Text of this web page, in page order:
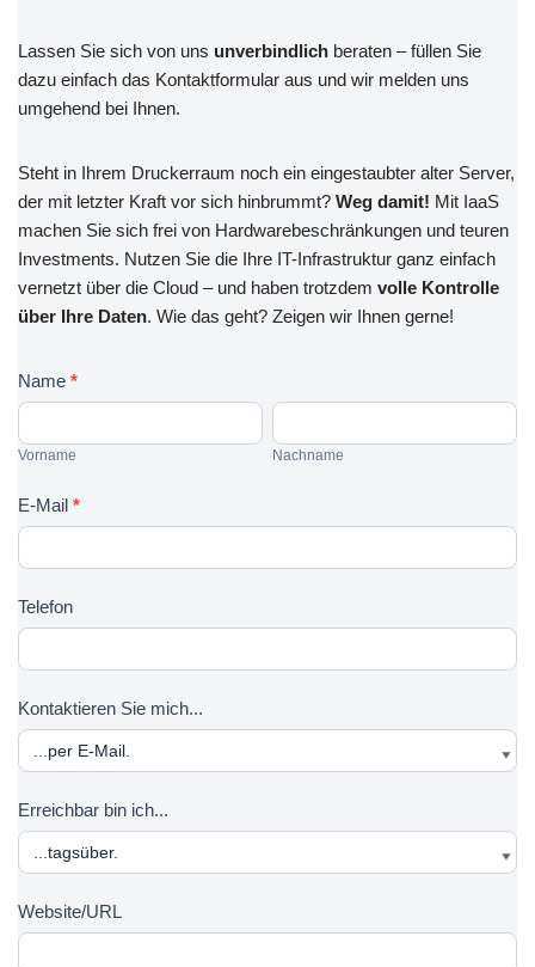
Lassen Sie sich von uns unverbindlich beraten – füllen Sie
dazu einfach das Kontaktformular aus und wir melden uns
umgehend bei Ihnen.
Steht in Ihrem Druckerraum noch ein eingestaubter alter Server,
der mit letzter Kraft vor sich hinbrummt? Weg damit! Mit IaaS
machen Sie sich frei von Hardwarebeschränkungen und teuren
Investments. Nutzen Sie die Ihre IT-Infrastruktur ganz einfach
vernetzt über die Cloud – und haben trotzdem volle Kontrolle
über Ihre Daten. Wie das geht? Zeigen wir Ihnen gerne!
K
o
n
t
a
k
o
r
m
Name *
V
o
n
a
Vorname
N
a
n
Nachname
E-Mail *
Telefon
Kontaktieren Sie mich...
Erreichbar bin ich...
Website/URL